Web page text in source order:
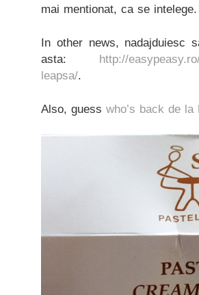
mai mentionat, ca se intelege.
In other news, nadajduiesc
asta: http://
leapsa/.
Also, guess who’s back de la